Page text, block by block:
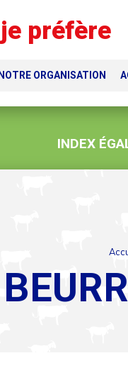
préfère
NOTRE ORGANISATION
INDEX